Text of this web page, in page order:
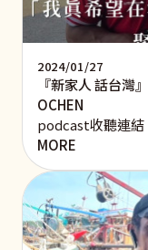
2024/01/27
『新家人 話台灣
OCHEN
podcast收聽連結
MORE